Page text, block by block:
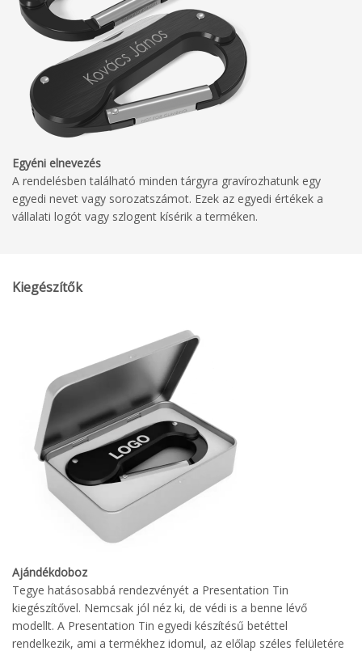
Egyéni elnevezés
A rendelésben található minden tárgyra gravírozhatunk egy
egyedi nevet vagy sorozatszámot. Ezek az egyedi értékek a
vállalati logót vagy szlogent kísérik a terméken.
Kiegészítők
Ajándékdoboz
Tegye hatásosabbá rendezvényét a Presentation Tin
kiegészítővel. Nemcsak jól néz ki, de védi is a benne lévő
modellt. A Presentation Tin egyedi készítésű betéttel
rendelkezik, ami a termékhez idomul, az előlap széles felületére